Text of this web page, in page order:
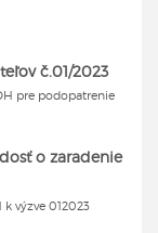
č.01/2023
pre podopatrenie
o zaradenie
výzve 012023